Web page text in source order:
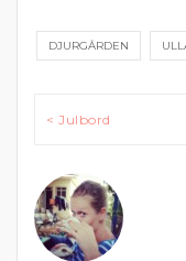
DJURGÅRDEN
< Julbord